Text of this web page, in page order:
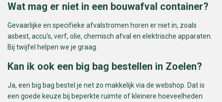
Wat mag er niet in een bouwafval container?
Gevaarlijke en specifieke afvalstromen horen er niet in, zoals
asbest, accu’s, verf, olie, chemisch afval en elektrische apparaten.
Bij twijfel helpen we je graag.
Kan ik ook een big bag bestellen in Zoelen?
Ja, een big bag bestel je net zo makkelijk via de webshop. Dat is
een goede keuze bij beperkte ruimte of kleinere hoeveelheden